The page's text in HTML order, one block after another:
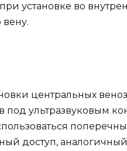
установке во
центральных
под ультразвуковым
доступ, аналогичный